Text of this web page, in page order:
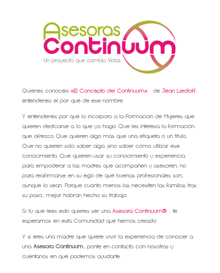
Quienes conocéis «El Concepto del Continuum» de Jean Liedloff,
entenderéis el por qué de ese nombre.
Y entenderéis por qué lo incorporo a la Formación de Mujeres que
quieren dedicarse a lo que yo hago. Que les interesa la formación
que ofrezco. Que quieren algo más que una etiqueta o un título.
Que no quieren solo saber algo, sino saber cómo utilizar ese
conocimiento. Que quieren usar su conocimiento y experiencia
para empoderar a las madres que acompañen y asesoren, no
para reafirmarse en su ego de qué buenas profesionales son…
aunque lo sean. Porque cuanto menos las necesiten las familias tras
su paso… mejor habrán hecho su trabajo.
Si tú que lees esto quieres ser una Asesora Continuum®.. te
esperamos en esta Comunidad que hemos creado.
Y si eres una madre que quiere vivir la experiencia de conocer a
una Asesora Continuum… ponte en contacto con nosotras y
cuéntanos en qué podemos ayudarte.